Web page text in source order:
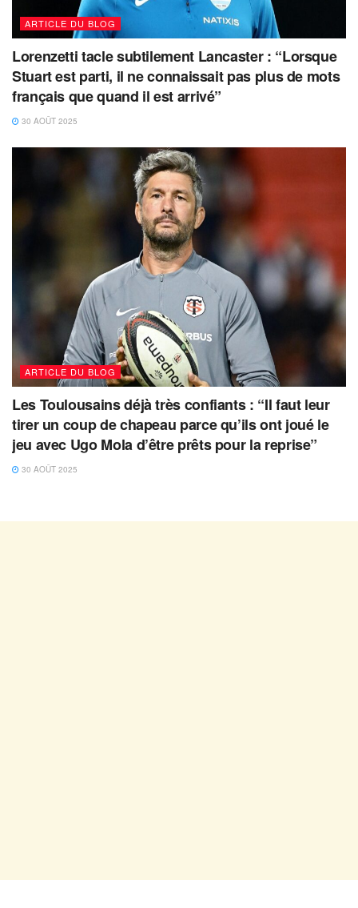
ARTICLE DU BLOG
Lorenzetti tacle subtilement Lancaster : “Lorsque
Stuart est parti, il ne connaissait pas plus de mots
français que quand il est arrivé”
30 AOÛT 2025
ARTICLE DU BLOG
Les Toulousains déjà très confiants : “Il faut leur
tirer un coup de chapeau parce qu’ils ont joué le
jeu avec Ugo Mola d’être prêts pour la reprise”
30 AOÛT 2025